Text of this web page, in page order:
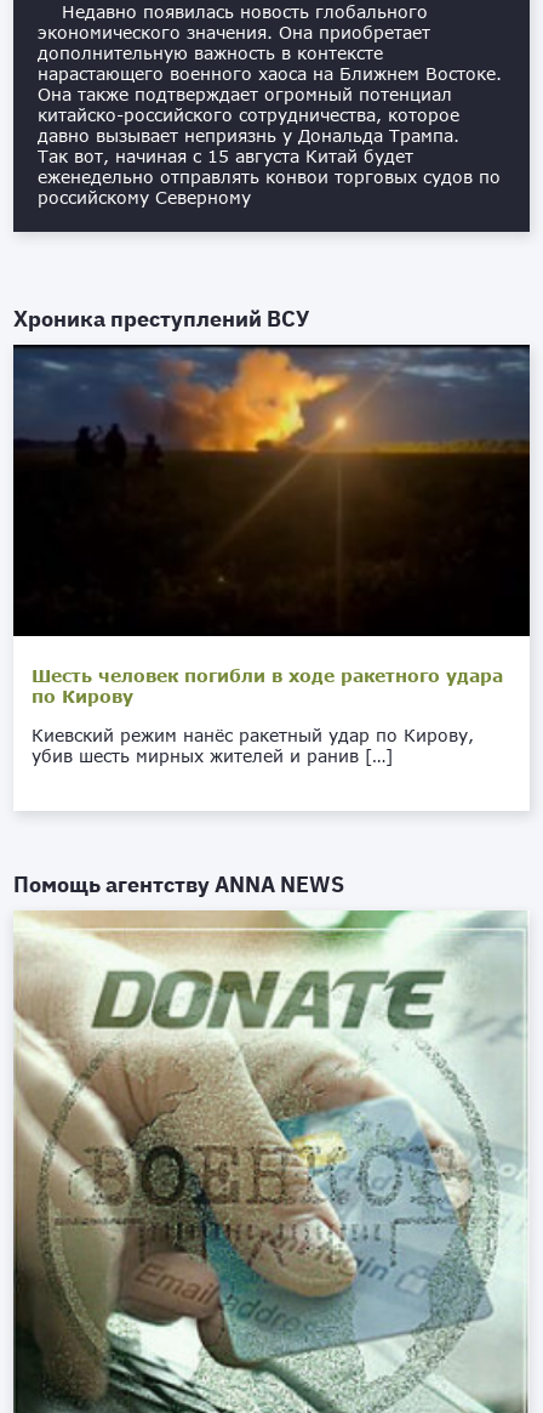
Недавно появилась новость глобального
экономического значения. Она приобретает
дополнительную важность в контексте
нарастающего военного хаоса на Ближнем Востоке.
Она также подтверждает огромный потенциал
китайско-российского сотрудничества, которое
давно вызывает неприязнь у Дональда Трампа.
Так вот, начиная с 15 августа Китай будет
еженедельно отправлять конвои торговых судов по
российскому Северному
Хроника преступлений ВСУ
Шесть человек погибли в ходе ракетного удара
по Кирову
Киевский режим нанёс ракетный удар по Кирову,
убив шесть мирных жителей и ранив […]
Помощь агентствуANNA NEWS